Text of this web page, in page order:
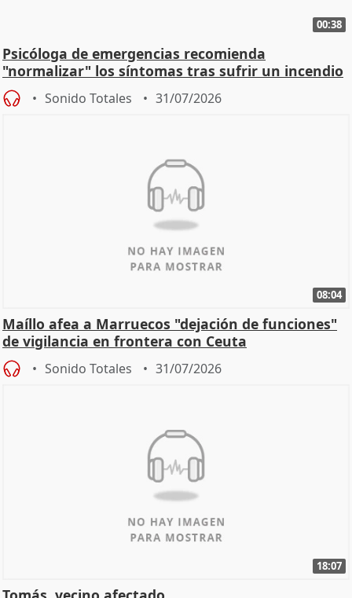
00:38
Psicóloga de emergencias recomienda
"normalizar" los síntomas tras sufrir un incendio
Sonido Totales 31/07/2026
08:04
Maíllo afea a Marruecos "dejación de funciones"
de vigilancia en frontera con Ceuta
Sonido Totales 31/07/2026
18:07